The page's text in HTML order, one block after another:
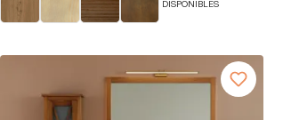
DISPONIBLES